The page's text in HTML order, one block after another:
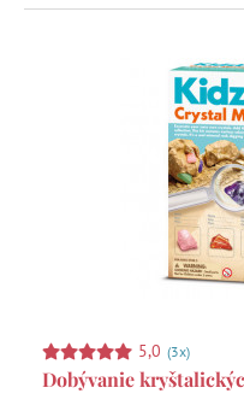
5,0 (3x)
Dobývanie